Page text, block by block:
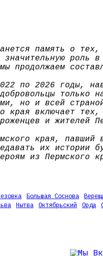
память о
роль
продолжаем
по 2026 годы,
но и всей
края включает
и
края,
их истории
из Пермского
Большая Соснова
Нытва Октябрьский Орда